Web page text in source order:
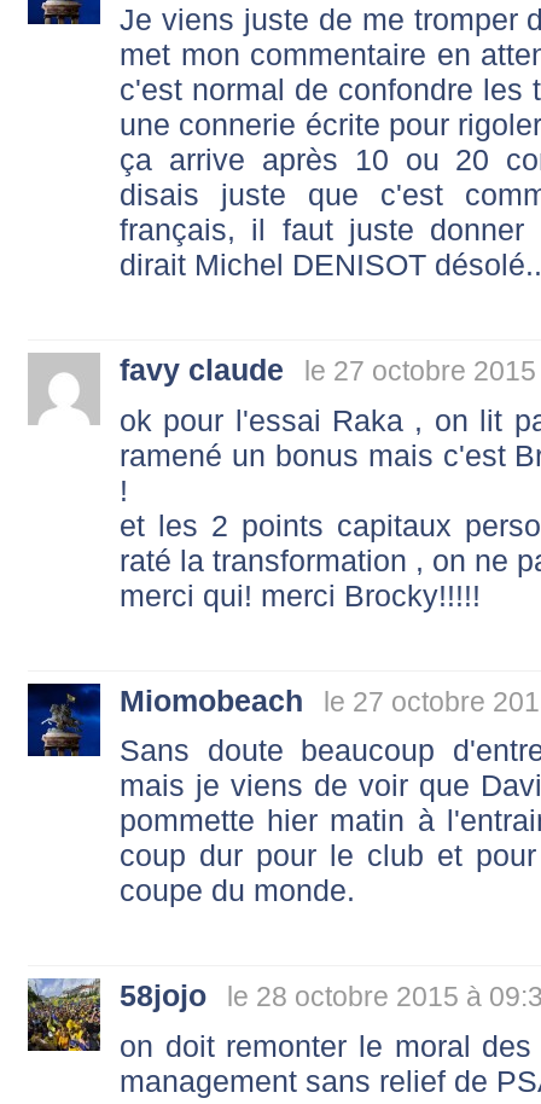
Je viens juste de me tromper
met mon commentaire en
c'est normal de confondre les
une connerie écrite pour
ça arrive après 10 ou 20
disais juste que c'est
français, il faut juste
dirait Michel DENISOT
favy claude le 27 octobre
ok pour l'essai Raka , on lit
ramené un bonus mais c'est
!
et les 2 points capitaux
raté la transformation , on ne
merci qui! merci Brocky!!!!!
Miomobeach le 27 octobre
Sans doute beaucoup
mais je viens de voir que
pommette hier matin à
coup dur pour le club et
coupe du monde.
58jojo le 28 octobre 2015 à
on doit remonter le moral
management sans relief de